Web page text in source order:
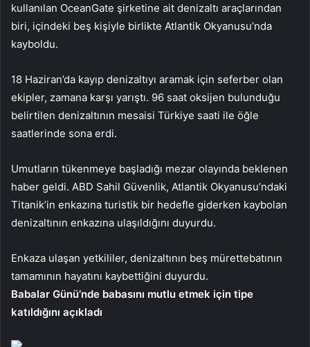
kullanılan OceanGate şirketine ait denizaltı araçlarından
biri, içindeki beş kişiyle birlikte Atlantik Okyanusu’nda
kayboldu.
18 Haziran’da kayıp denizaltıyı aramak için seferber olan
ekipler, zamana karşı yarıştı. 96 saat oksijen bulunduğu
belirtilen denizaltının mesaisi Türkiye saati ile öğle
saatlerinde sona erdi.
Umutların tükenmeye başladığı mezar olayında beklenen
haber geldi. ABD Sahil Güvenlik, Atlantik Okyanusu’ndaki
Titanik’in enkazına turistik bir hedefle giderken kaybolan
denizaltının enkazına ulaşıldığını duyurdu.
Enkaza ulaşan yetkililer, denizaltının beş mürettebatının
tamamının hayatını kaybettiğini duyurdu.
Babalar Günü’nde babasını mutlu etmek için tipe
katıldığını açıkladı